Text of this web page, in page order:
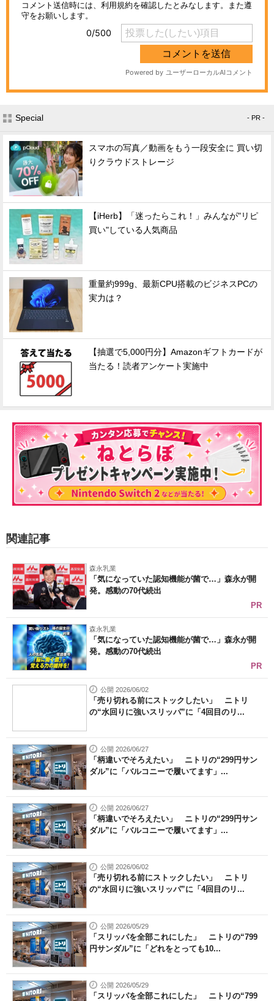
Special - PR -
スマホの写真／動画をもう一段安全に 買い切
りクラウドストレージ
【iHerb】「迷ったらこれ！」みんなが"リピ
買い"している人気商品
重量約999g、最新CPU搭載のビジネスPCの
実力は？
【抽選で5,000円分】Amazonギフトカードが
当たる！読者アンケート実施中
関連記事
森永乳業
「気になっていた認知機能が菌で…」森永が開
発。感動の70代続出
PR
森永乳業
「気になっていた認知機能が菌で…」森永が開
発。感動の70代続出
PR
公開 2026/06/02
「売り切れる前にストックしたい」 ニトリ
の“水回りに強いスリッパ”に「4回目のリ...
公開 2026/06/27
「柄違いでそろえたい」 ニトリの“299円サン
ダル”に「バルコニーで履いてます」...
公開 2026/06/27
「柄違いでそろえたい」 ニトリの“299円サン
ダル”に「バルコニーで履いてます」...
公開 2026/06/02
「売り切れる前にストックしたい」 ニトリ
の“水回りに強いスリッパ”に「4回目のリ...
公開 2026/05/29
「スリッパを全部これにした」 ニトリの“799
円サンダル”に「どれをとっても10...
公開 2026/05/29
「スリッパを全部これにした」 ニトリの“799